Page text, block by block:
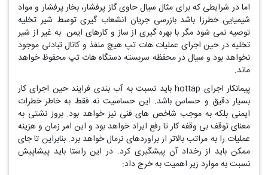
اما در شرایطی که برای مثال سیال حاوی گاز پرفشار، بخار پرفشار و مواد
شیمیایی خطرزا باشد بازرسی جریان انشعاب گیری توسط شیر تخلیه
توصیه نمی شود مگر با بهره گیری از ساز و کارهای ایمن. به غیر از شیر
تخلیه در حین اجرای عملیات هات تپ هیچ منفذ و کانال تبادلی موجود
نخواهد بود و سیال در محفظه سربسته دستگاه هات تپ محفوظ خواهد
ماند.
پیمانکار اجرای hottap باید نسبت به آب بندی فرایند حین اجرای کار
بسیار دقیق و حساس باشد. این حساسیت نه فقط به خاطر خطرات
ایمنی بلکه به موجب شاخص های فنی نیز خواهد بود. بروز نشتی به
معنای توقف بی وقفه کار تا رفع ایراد خواهد بود و این امر زمان و هزینه
عملیات را به مراتب بالاتر از براوردهای نرمال خواهد برد. بنابراین تا جای
ممکن باید از رخداد آن پیشگیری کرد. در این راستا باید پیشاپیش
نسبت به موارد زیر اهمیت به خرج داد: